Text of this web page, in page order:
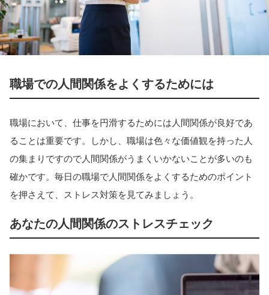
職場での人間関係をよくするためには
職場において、仕事を円滑するためには人間関係が良好であ
ることは重要です。しかし、職場は色々な価値観を持った人
の集まりですので人間関係がうまくいかないことが多いのも
確かです。毎日の職場で人間関係をよくするためのポイント
を押さえて、ストレス対策を見てみましょう。
あなたの人間関係のストレスチェック